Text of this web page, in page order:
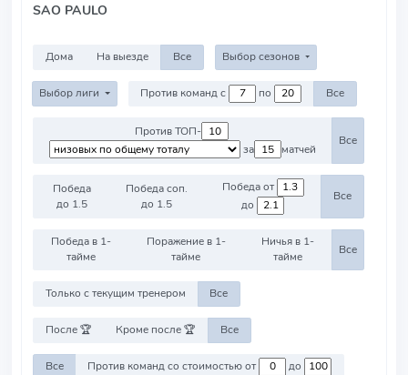
SAO PAULO
Дома На выезде Все Выбор сезонов
Выбор лиги Против команд с по Все
Против ТОП-
за
матчей
Все
Победа
до 1.5
Победа соп.
до 1.5
Победа от
до
Все
Победа в 1-
тайме
Поражение в 1-
тайме
Ничья в 1-
тайме
Все
Только с текущим тренером Все
После 🏆 Кроме после 🏆 Все
Все Против команд со стоимостью от до